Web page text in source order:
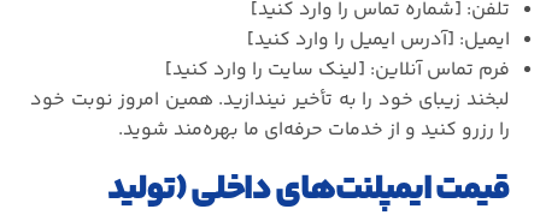
تلفن: [شماره تماس را وارد کنید]
ایمیل: [آدرس ایمیل را وارد کنید]
فرم تماس آنلاین: [لینک سایت را وارد کنید]
لبخند زیبای خود را به تأخیر نیندازید. همین امروز نوبت خود
را رزرو کنید و از خدمات حرفه‌ای ما بهره‌مند شوید.
قیمت ایمپلنت‌های داخلی (تولید